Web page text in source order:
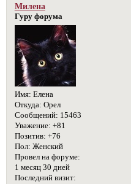
Милена
Гуру форума
Имя: Елена
Откуда: Орел
Сообщений: 15463
Уважение: +81
Позитив: +76
Пол: Женский
Провел на форуме:
1 месяц 30 дней
Последний визит: